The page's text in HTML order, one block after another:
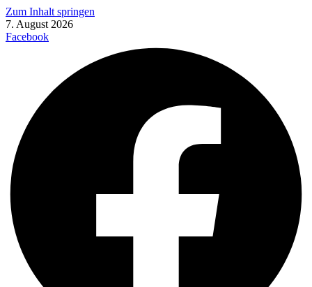
Zum Inhalt springen
7. August 2026
Facebook